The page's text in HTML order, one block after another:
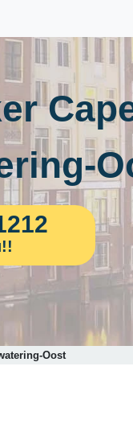
Oost